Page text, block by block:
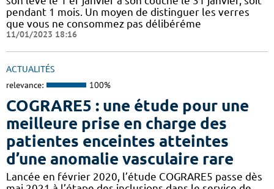
pendant 1 mois. Un moyen de distinguer les verres
que vous ne consommez pas délibéréme
11/01/2023 18:16
ACTUALITÉS
relevance: 100%
COGRARE5 : une étude pour une
meilleure prise en charge des
patientes enceintes atteintes
d’une anomalie vasculaire rare
Lancée en février 2020, l’étude COGRARE5 passe dès